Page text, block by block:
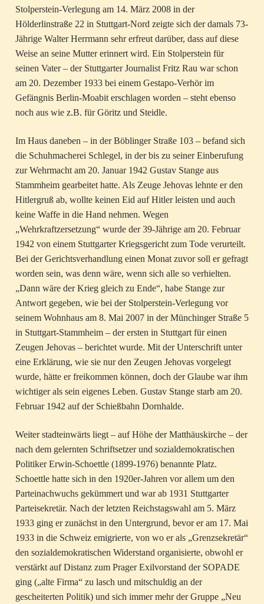
Stolperstein-Verlegung am 14. März 2008 in der
Hölderlinstraße 22 in Stuttgart-Nord zeigte sich der damals 73-
Jährige Walter Herrmann sehr erfreut darüber, dass auf diese
Weise an seine Mutter erinnert wird. Ein Stolperstein für
seinen Vater – der Stuttgarter Journalist Fritz Rau war schon
am 20. Dezember 1933 bei einem Gestapo-Verhör im
Gefängnis Berlin-Moabit erschlagen worden – steht ebenso
noch aus wie z.B. für Göritz und Steidle.
Im Haus daneben – in der Böblinger Straße 103 – befand sich
die Schuhmacherei Schlegel, in der bis zu seiner Einberufung
zur Wehrmacht am 20. Januar 1942 Gustav Stange aus
Stammheim gearbeitet hatte. Als Zeuge Jehovas lehnte er den
Hitlergruß ab, wollte keinen Eid auf Hitler leisten und auch
keine Waffe in die Hand nehmen. Wegen
„Wehrkraftzersetzung“ wurde der 39-Jährige am 20. Februar
1942 von einem Stuttgarter Kriegsgericht zum Tode verurteilt.
Bei der Gerichtsverhandlung einen Monat zuvor soll er gefragt
worden sein, was denn wäre, wenn sich alle so verhielten.
„Dann wäre der Krieg gleich zu Ende“, habe Stange zur
Antwort gegeben, wie bei der Stolperstein-Verlegung vor
seinem Wohnhaus am 8. Mai 2007 in der Münchinger Straße 5
in Stuttgart-Stammheim – der ersten in Stuttgart für einen
Zeugen Jehovas – berichtet wurde. Mit der Unterschrift unter
eine Erklärung, wie sie nur den Zeugen Jehovas vorgelegt
wurde, hätte er freikommen können, doch der Glaube war ihm
wichtiger als sein eigenes Leben. Gustav Stange starb am 20.
Februar 1942 auf der Schießbahn Dornhalde.
Weiter stadteinwärts liegt – auf Höhe der Matthäuskirche – der
nach dem gelernten Schriftsetzer und sozialdemokratischen
Politiker Erwin-Schoettle (1899-1976) benannte Platz.
Schoettle hatte sich in den 1920er-Jahren vor allem um den
Parteinachwuchs gekümmert und war ab 1931 Stuttgarter
Parteisekretär. Nach der letzten Reichstagswahl am 5. März
1933 ging er zunächst in den Untergrund, bevor er am 17. Mai
1933 in die Schweiz emigrierte, von wo er als „Grenzsekretär“
den sozialdemokratischen Widerstand organisierte, obwohl er
verstärkt auf Distanz zum Prager Exilvorstand der SOPADE
ging („alte Firma“ zu lasch und mitschuldig an der
gescheiterten Politik) und sich immer mehr der Gruppe „Neu